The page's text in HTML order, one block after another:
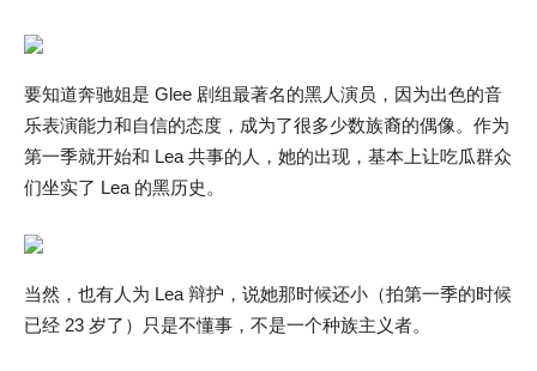
要知道奔驰姐是 Glee 剧组最著名的黑人演员，因为出色的音
乐表演能力和自信的态度，成为了很多少数族裔的偶像。作为
第一季就开始和 Lea 共事的人，她的出现，基本上让吃瓜群众
们坐实了 Lea 的黑历史。
当然，也有人为 Lea 辩护，说她那时候还小（拍第一季的时候
已经 23 岁了）只是不懂事，不是一个种族主义者。